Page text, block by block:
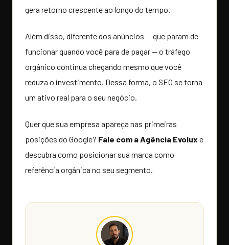
gera retorno crescente ao longo do tempo.
Além disso, diferente dos anúncios — que param de
funcionar quando você para de pagar — o tráfego
orgânico continua chegando mesmo que você
reduza o investimento. Dessa forma, o SEO se torna
um ativo real para o seu negócio.
Quer que sua empresa apareça nas primeiras
posições do Google? Fale com a Agência Evolux e
descubra como posicionar sua marca como
referência orgânica no seu segmento.